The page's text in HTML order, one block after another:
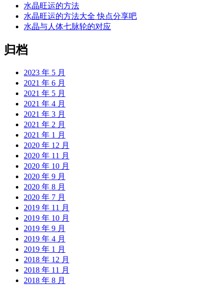
水晶旺运的方法
水晶旺运的方法大全 快点分享吧
水晶与人体七脉轮的对应
归档
2023 年 5 月
2021 年 6 月
2021 年 5 月
2021 年 4 月
2021 年 3 月
2021 年 2 月
2021 年 1 月
2020 年 12 月
2020 年 11 月
2020 年 10 月
2020 年 9 月
2020 年 8 月
2020 年 7 月
2019 年 11 月
2019 年 10 月
2019 年 9 月
2019 年 4 月
2019 年 1 月
2018 年 12 月
2018 年 11 月
2018 年 8 月